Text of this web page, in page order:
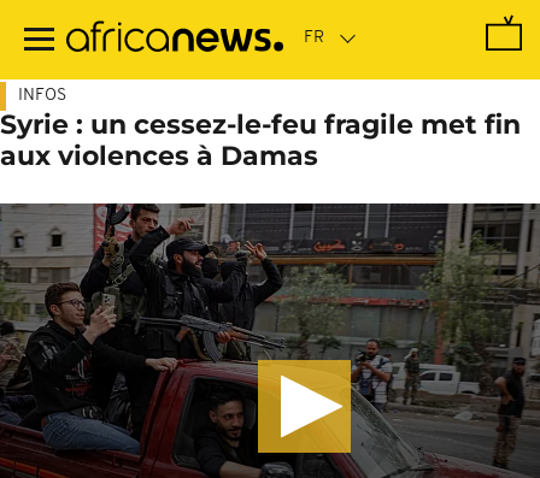
contenu
INFOS
Syrie : un cessez-le-feu fragile met fin
aux violences à Damas